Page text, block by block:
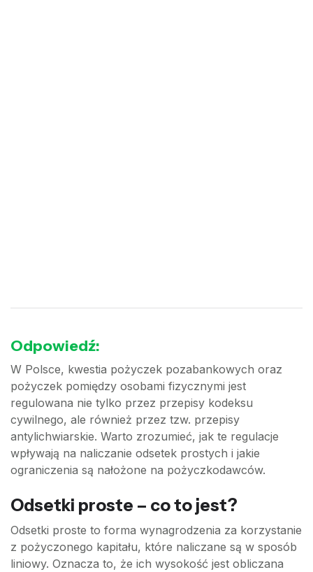
Odpowiedź:
W Polsce, kwestia pożyczek pozabankowych oraz
pożyczek pomiędzy osobami fizycznymi jest
regulowana nie tylko przez przepisy kodeksu
cywilnego, ale również przez tzw. przepisy
antylichwiarskie. Warto zrozumieć, jak te regulacje
wpływają na naliczanie odsetek prostych i jakie
ograniczenia są nałożone na pożyczkodawców.
Odsetki proste – co to jest?
Odsetki proste to forma wynagrodzenia za korzystanie
z pożyczonego kapitału, które naliczane są w sposób
liniowy. Oznacza to, że ich wysokość jest obliczana